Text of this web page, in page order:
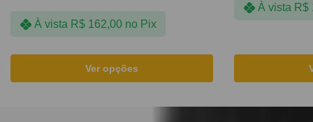
À vista R$162,00 no Pix
Ver opções
À vista R$